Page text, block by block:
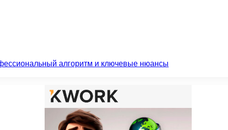
алгоритм и ключевые нюансы